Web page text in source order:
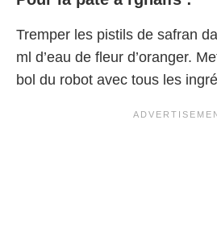
Tremper les pistils de safran
ml d’eau de fleur d’oranger.
bol du robot avec tous les